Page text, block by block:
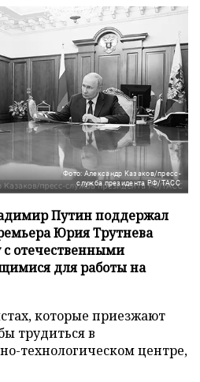
Фото: Александр Казаков/пресс-
служба президента РФ/ТАСС
Путин поддержал
Юрия Трутнева
с отечественными
для работы на
которые приезжают
трудиться в
технологическом центре,